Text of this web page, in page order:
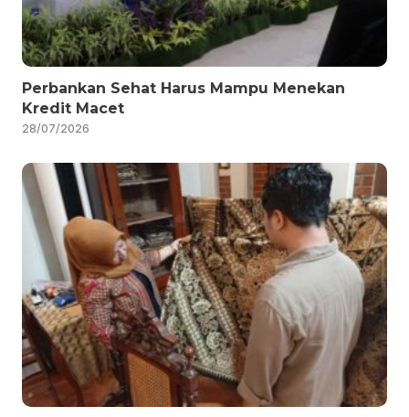
Perbankan Sehat Harus Mampu Menekan
Kredit Macet
28/07/2026